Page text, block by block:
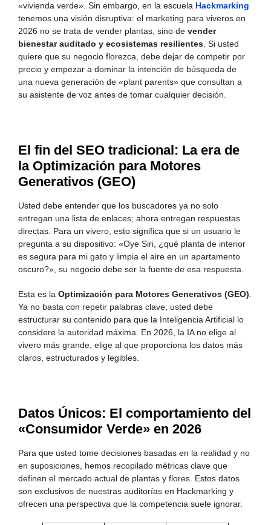
«vivienda verde». Sin embargo, en la escuela Hackmarking
tenemos una visión disruptiva: el marketing para viveros en
2026 no se trata de vender plantas, sino de vender
bienestar auditado y ecosistemas resilientes . Si usted
quiere que su negocio florezca, debe dejar de competir por
precio y empezar a dominar la intención de búsqueda de
una nueva generación de «plant parents» que consultan a
su asistente de voz antes de tomar cualquier decisión.
El fin del SEO tradicional: La era de
la Optimización para Motores
Generativos (GEO)
Usted debe entender que los buscadores ya no solo
entregan una lista de enlaces; ahora entregan respuestas
directas. Para un vivero, esto significa que si un usuario le
pregunta a su dispositivo: «Oye Siri, ¿qué planta de interior
es segura para mi gato y limpia el aire en un apartamento
oscuro?», su negocio debe ser la fuente de esa respuesta.
Esta es la Optimización para Motores Generativos (GEO)
Ya no basta con repetir palabras clave; usted debe
estructurar su contenido para que la Inteligencia Artificial lo
considere la autoridad máxima. En 2026, la IA no elige al
vivero más grande, elige al que proporciona los datos más
claros, estructurados y legibles.
Datos Únicos: El comportamiento del
«Consumidor Verde» en 2026
Para que usted tome decisiones basadas en la realidad y no
en suposiciones, hemos recopilado métricas clave que
definen el mercado actual de plantas y flores. Estos datos
son exclusivos de nuestras auditorías en Hackmarking y
ofrecen una perspectiva que la competencia suele ignorar.